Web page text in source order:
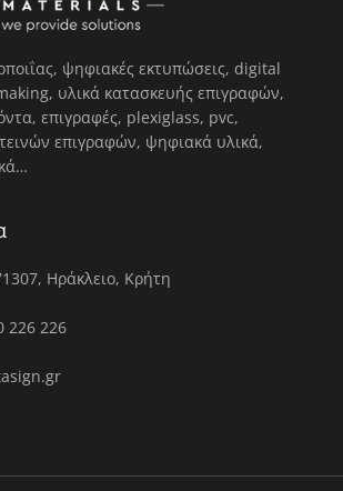
ψηφιακές εκτυπώσεις, digital
υλικά κατασκευής επιγραφών,
επιγραφές, plexiglass, pvc,
επιγραφών, ψηφιακά υλικά,
Ηράκλειο, Κρήτη
226 226